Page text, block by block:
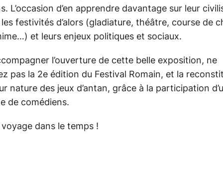
L’occasion d’en apprendre davantage sur leur
festivités d’alors (gladiature, théâtre, course de
et leurs enjeux politiques et sociaux.
l’ouverture de cette belle exposition, ne
pas la 2e édition du Festival Romain, et la
nature des jeux d’antan, grâce à la participation
de comédiens.
dans le temps !